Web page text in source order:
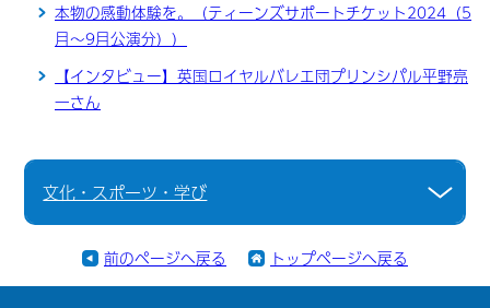
本物の感動体験を。（ティーンズサポートチケット2024（5
月～9月公演分））
【インタビュー】英国ロイヤルバレエ団プリンシパル平野亮
一さん
文化・スポーツ・学び
前のページへ戻る トップページへ戻る